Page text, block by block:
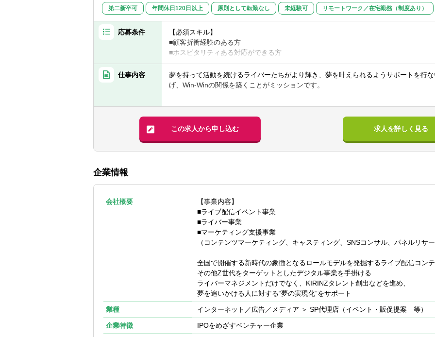
第二新卒可 年間休日120日以上 原則として転勤なし 未経験可 リモートワーク／在宅勤務（制度あり）
応募条件
【必須スキル】
■顧客折衝経験のある方
■ホスピタリティある対応ができる方
■頑張る人を応援したり、サポートすることにやりがいを感じる方
【歓迎スキル】
仕事内容
夢を持って活動を続けるライバーたちがより輝き、夢を叶えられるようサポートを行
げ、Win-Winの関係を築くことがミッションです。
■KIRINZ所属ライバーマネジメント(メイン業務):プラットフォームで配信を行なう際
理,案件管理,報酬の連絡等。新規ライバーの所属契約をとり,配信を行なってもらい売
ちは相応の報酬や人気を得ることができます。
りました」という声をいただくこともあります。
大変なこともありますが、自身がサポートするライバーが成長していく姿を見ると涙
この求人から申し込む 求人を詳しく見る
企業情報
会社概要
【事業内容】
■ライブ配信イベント事業
■ライバー事業
■マーケティング支援事業
（コンテンツマーケティング、キャスティング、SNSコンサル、パネルリサ
全国で開催する新時代の象徴となるロールモデルを発掘するライブ配信コン
その他Z世代をターゲットとしたデジタル事業を手掛ける
ライバーマネジメントだけでなく、KIRINZタレント創出などを進め、
夢を追いかける人に対する“夢の実現化”をサポート
業種 インターネット／広告／メディア ＞ SP代理店（イベント・販促提案 等）
企業特徴 IPOをめざすベンチャー企業